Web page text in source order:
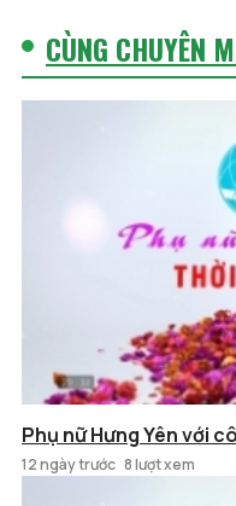
CÙNG CHUYÊN
Phụ nữ Hưng Yên với
12 ngày trước 8 lượt xem